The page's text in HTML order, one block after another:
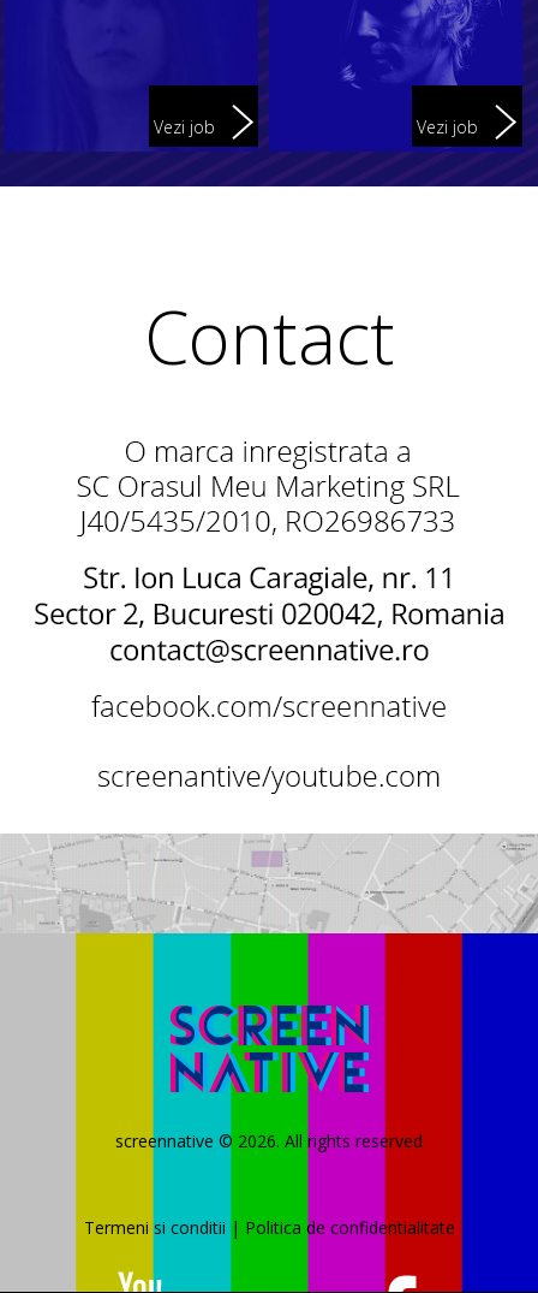
Vezi job Vezi job
Contact
screennative © 2026. All rights reserved
Termeni si conditii | Politica de confidentialitate